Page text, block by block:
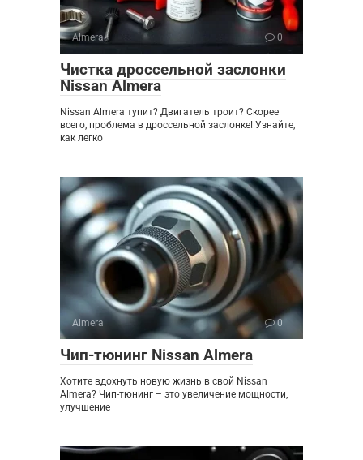
Almera 0
Чистка дроссельной заслонки
Nissan Almera
Nissan Almera тупит? Двигатель троит? Скорее
всего, проблема в дроссельной заслонке! Узнайте,
как легко
Almera 0
Чип-тюнинг Nissan Almera
Хотите вдохнуть новую жизнь в свой Nissan
Almera? Чип-тюнинг – это увеличение мощности,
улучшение